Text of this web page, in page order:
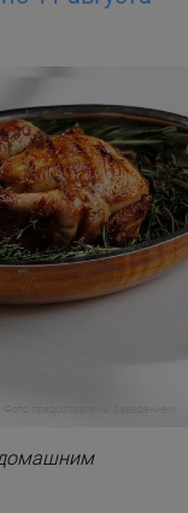
Фото предоставлены заведением
домашним